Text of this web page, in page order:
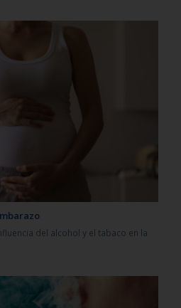
del alcohol y el tabaco en la